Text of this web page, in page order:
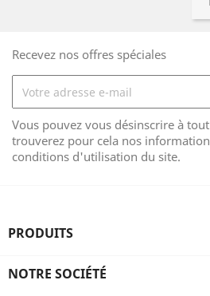
Recevez nos offres spéciales
Vous pouvez vous désinscrire à
trouverez pour cela nos
conditions d'utilisation du site.
PRODUITS
NOTRE SOCIÉTÉ